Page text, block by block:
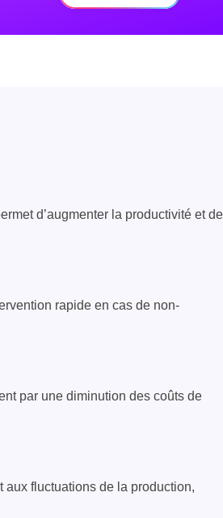
d’augmenter la productivité et de
rapide en cas de non-
par une diminution des coûts de
aux fluctuations de la production,